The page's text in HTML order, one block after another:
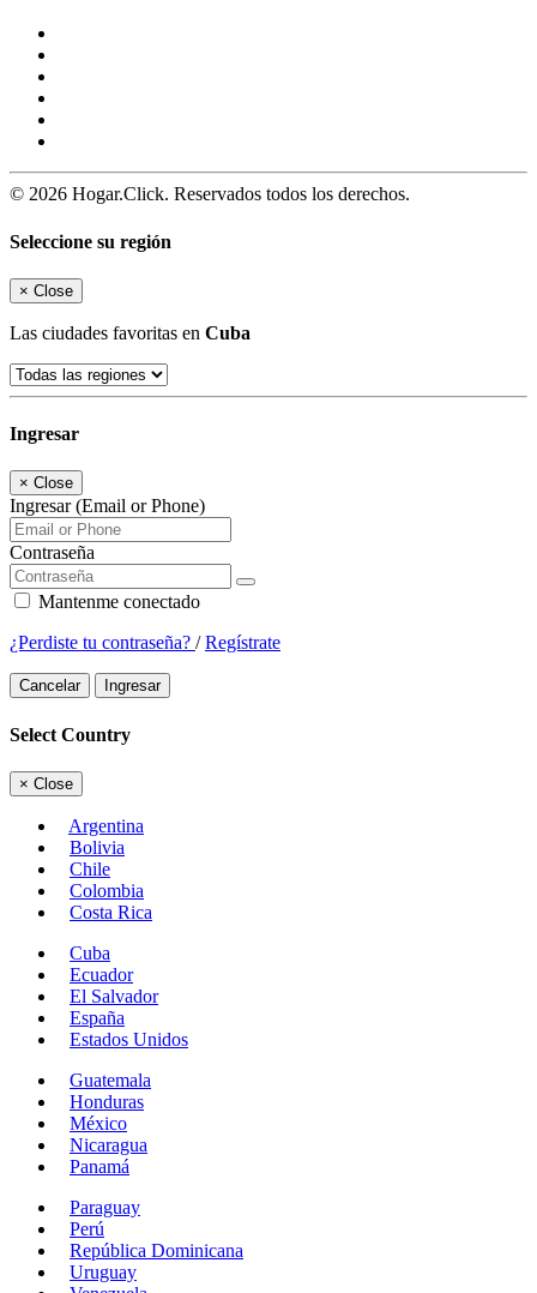
© 2026 Hogar.Click. Reservados todos los derechos.
Seleccione su región
× Close
Las ciudades favoritas en Cuba
Ingresar
× Close
Ingresar (Email or Phone)
Contraseña
Mantenme conectado
¿Perdiste tu contraseña? /Regístrate
Cancelar Ingresar
Select Country
× Close
Argentina
Bolivia
Chile
Colombia
Costa Rica
Cuba
Ecuador
El Salvador
España
Estados Unidos
Guatemala
Honduras
México
Nicaragua
Panamá
Paraguay
Perú
República Dominicana
Uruguay